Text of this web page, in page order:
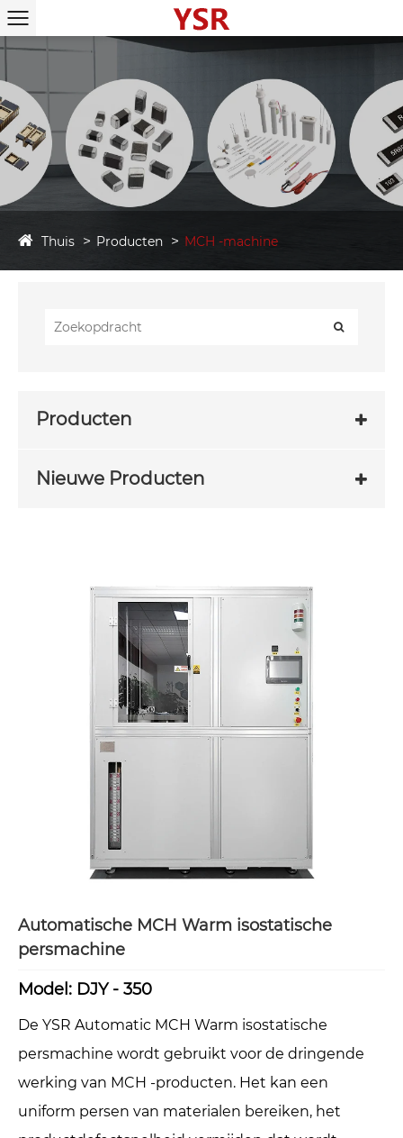
Thuis Producten MCH -machine
Producten
Nieuwe Producten
Automatische MCH Warm isostatische
persmachine
Model: DJY - 350
De YSR Automatic MCH Warm isostatische
persmachine wordt gebruikt voor de dringende
werking van MCH -producten. Het kan een
uniform persen van materialen bereiken, het